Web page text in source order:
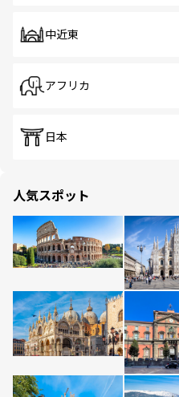
中近東
アフリカ
日本
人気スポット